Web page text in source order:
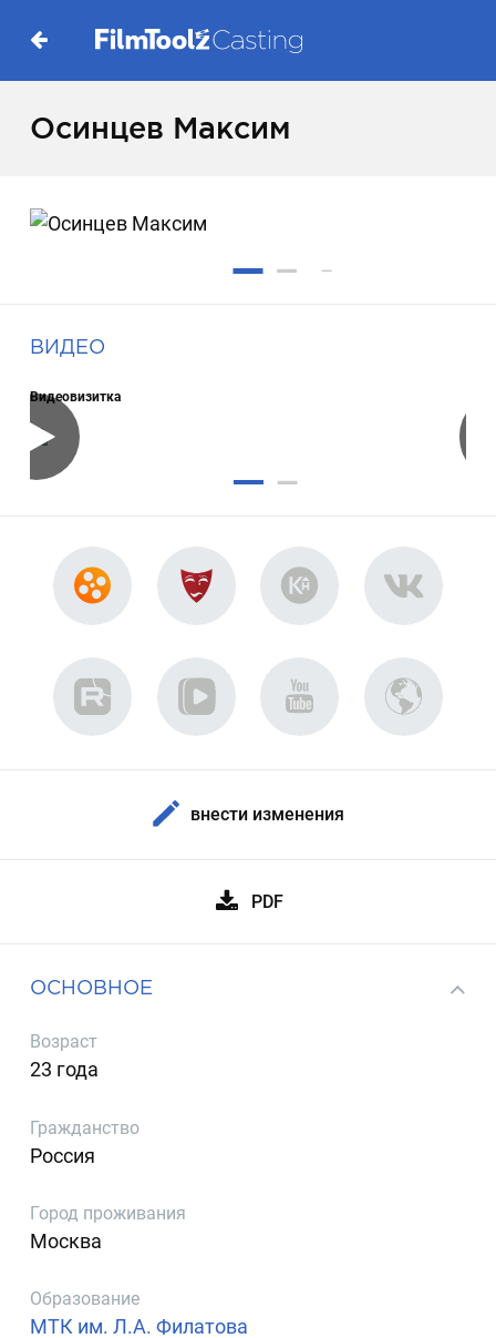
Осинцев Максим
ВИДЕО
Видеовизитка
внести изменения
PDF
ОСНОВНОЕ
Возраст
23 года
Гражданство
Россия
Город проживания
Москва
Образование
МТК им. Л.А. Филатова